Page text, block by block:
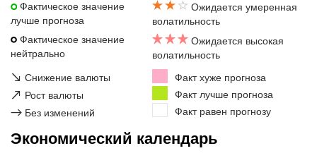
Фактическое значение
лучше прогноза
Фактическое значение
нейтрально
Ожидается умеренная
волатильность
Ожидается высокая
волатильность
↘ Снижение валюты
↗ Рост валюты
→ Без изменений
Факт хуже прогноза
Факт лучше прогноза
Факт равен прогнозу
Экономический календарь